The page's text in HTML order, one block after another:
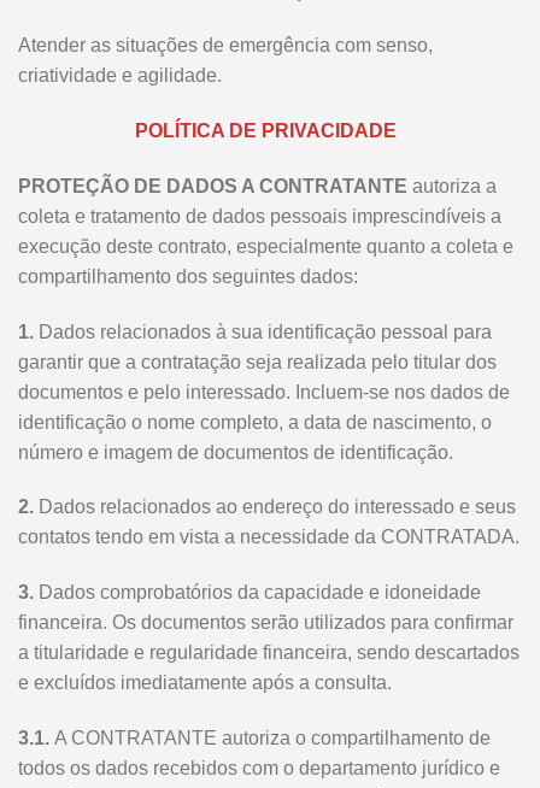
Atender as situações de emergência com senso,
criatividade e agilidade.
POLÍTICA DE PRIVACIDADE
PROTEÇÃO DE DADOS A CONTRATANTE autoriza a
coleta e tratamento de dados pessoais imprescindíveis a
execução deste contrato, especialmente quanto a coleta e
compartilhamento dos seguintes dados:
1. Dados relacionados à sua identificação pessoal para
garantir que a contratação seja realizada pelo titular dos
documentos e pelo interessado. Incluem-se nos dados de
identificação o nome completo, a data de nascimento, o
número e imagem de documentos de identificação.
2. Dados relacionados ao endereço do interessado e seus
contatos tendo em vista a necessidade da CONTRATADA.
3. Dados comprobatórios da capacidade e idoneidade
financeira. Os documentos serão utilizados para confirmar
a titularidade e regularidade financeira, sendo descartados
e excluídos imediatamente após a consulta.
3.1. A CONTRATANTE autoriza o compartilhamento de
todos os dados recebidos com o departamento jurídico e